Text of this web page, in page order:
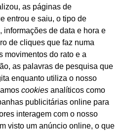
as páginas de
entrou e saiu, o tipo de
informações de data e hora e
de cliques que faz numa
movimentos do rato e a
as palavras de pesquisa que
enquanto utiliza o nosso
cookies analíticos como
publicitárias online para
interagem com o nosso
visto um anúncio online, o que